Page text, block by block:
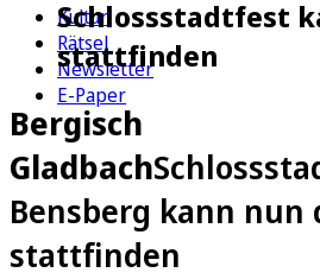
Kultur
Rätsel
Newsletter
E-Paper
Schlossstadtfest
stattfinden
Bergisch
Gladbach
Bensberg kann nun
stattfinden